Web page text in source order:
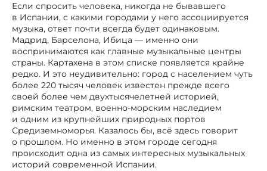
Если спросить человека, никогда не бывавшего
в Испании, с какими городами у него ассоциируется
музыка, ответ почти всегда будет одинаковым.
Мадрид, Барселона, Ибица — именно они
воспринимаются как главные музыкальные центры
страны. Картахена в этом списке появляется крайне
редко. И это неудивительно: город с населением чуть
более 220 тысяч человек известен прежде всего
своей более чем двухтысячелетней историей,
римским театром, военно-морским наследием
и одним из крупнейших природных портов
Средиземноморья. Казалось бы, всё здесь говорит
о прошлом. Но именно в этом городе сегодня
происходит одна из самых интересных музыкальных
историй современной Испании.